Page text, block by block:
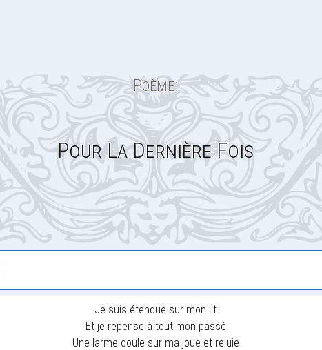
Poème:
Pour La Dernière Fois
Je suis étendue sur mon lit
Et je repense à tout mon passé
Une larme coule sur ma joue et reluie